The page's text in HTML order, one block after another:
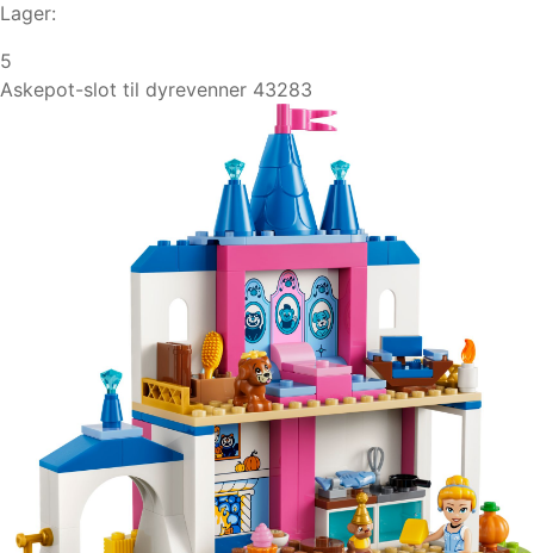
Lager:
5
Askepot-slot til dyrevenner 43283